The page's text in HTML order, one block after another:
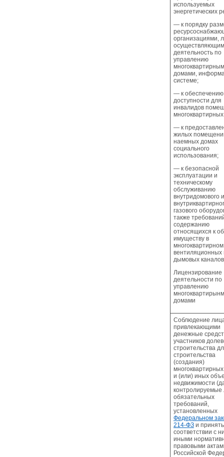
используемых
энергетических
— к порядку
организациями,
деятельность по
управлению
домами,
системе;
— к обеспечению
доступности для
инвалидов
— к
жилых
наемных домах
социального
использования;
— к безопасной
эксплуатации и
техническому
обслуживанию
внутридомового
газового
также
содержанию
относящихся к
имуществу в
вентиляционных
дымовых
Лицензирование
деятельности по
управлению
домами
Соблюдение
привлекающими
денежные
участников
строительства
строительства
(создания)
и (или) иных
недвижимости
контролируемые
обязательных
требований,
установленных
Федеральном
214-ФЗ и
соответствии с
иными
правовыми
Российской